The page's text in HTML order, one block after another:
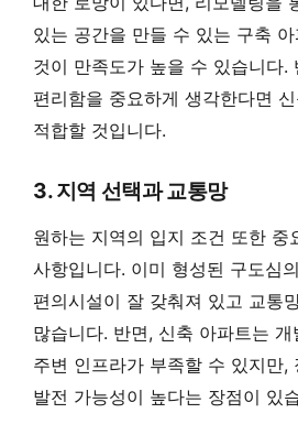
있는 공간을 만들 수 있는 구축
것이 만족도가 높을 수 있습니다.
편리함을 중요하게 생각한다면
적합할 것입니다.
3. 지역 선택과 교통망
원하는 지역의 입지 조건 또한 중
사항입니다. 이미 형성된 구도심
편의시설이 잘 갖춰져 있고 교통
많습니다. 반면, 신축 아파트는
주변 인프라가 부족할 수 있지만,
발전 가능성이 높다는 장점이 있